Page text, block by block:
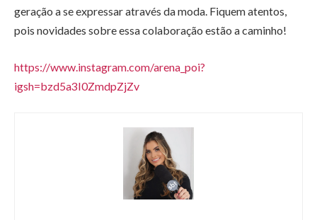
geração a se expressar através da moda. Fiquem atentos,
pois novidades sobre essa colaboração estão a caminho!
https://www.instagram.com/arena_poi?
igsh=bzd5a3I0ZmdpZjZv